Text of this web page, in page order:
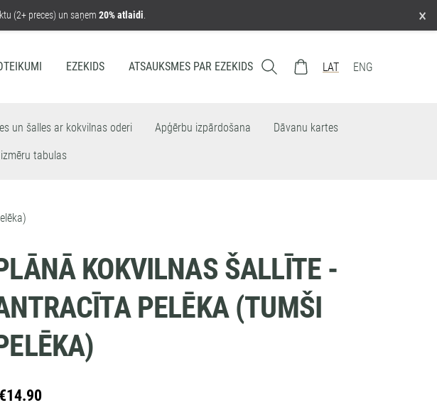
(2+ preces) un saņem 20% atlaidi ×
EZEKIDS ATSAUKSMES PAR EZEKIDS LAT ENG
un šalles ar kokvilnas oderi Apģērbu izpārdošana Dāvanu kartes
tabulas
KOKVILNAS ŠALLĪTE -
PELĒKA (TUMŠI
€14.90